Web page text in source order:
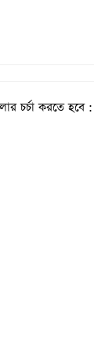
চর্চা করতে হবে :